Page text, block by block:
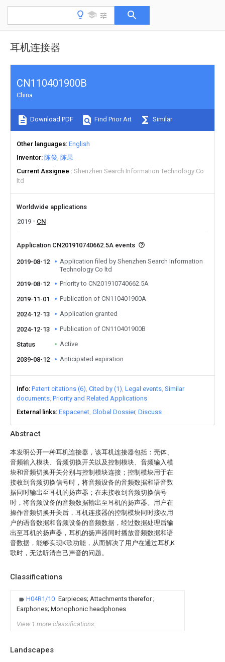
耳机连接器
Abstract
本发明公开一种耳机连接器，该耳机连接器包括：壳体、
音频输入模块、音频切换开关以及控制模块、音频输入模
块和音频切换开关分别与控制模块连接；控制模块用于在
接收到音频切换信号时，将音频设备的音频数据和语音数
据同时输出至耳机的扬声器；在未接收到音频切换信号
时，将音频设备的音频数据输出至耳机的扬声器。用户在
操作音频切换开关后，耳机连接器的控制模块同时接收用
户的语音数据和音频设备的音频数据，经过数据处理后输
出至耳机的扬声器，耳机的扬声器同时播放音频数据和语
音数据，能够实现K歌功能，从而解决了用户在通过耳机K
歌时，无法听清自己声音的问题。
Classifications
H04R1/10 Earpieces; Attachments therefor ;
Earphones; Monophonic headphones
View 1 more classifications
Landscapes
CN110401900B
China
Download PDF Find Prior Art Similar
Other languages English
Inventor 陈俊 陈果
Current Assignee
Shenzhen Search Information Technology Co
ltd
Worldwide applications
2019
CN
Application CN201910740662.5A events
2019-08-12
Application filed by Shenzhen Search Information
Technology Co ltd
2019-08-12
Priority to CN201910740662.5A
2019-11-01 Publication of CN110401900A
2024-12-13 Application granted
2024-12-13 Publication of CN110401900B
Status Active
2039-08-12 Anticipated expiration
Info Patent citations (6) Cited by (1) Legal events Similar
documents Priority and Related Applications
External links Espacenet Global Dossier Discuss